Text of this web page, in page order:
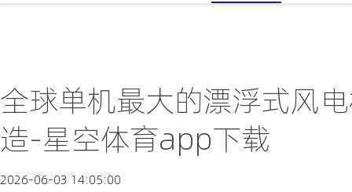
全球单机最大的漂浮式风
造-星空体育app下载
2026-06-03 14:05:00